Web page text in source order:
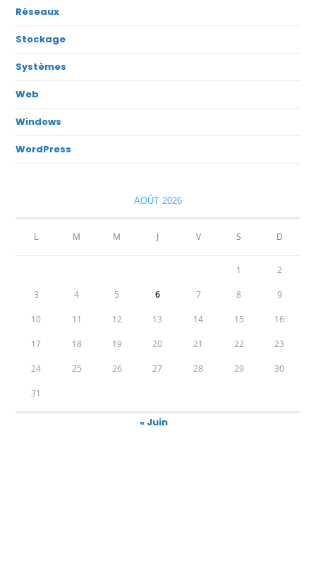
Réseaux
Stockage
Systèmes
Web
Windows
WordPress
AOÛT 2026
L M M J V S D
1 2
3 4 5 6 7 8 9
10 11 12 13 14 15 16
17 18 19 20 21 22 23
24 25 26 27 28 29 30
31
« Juin